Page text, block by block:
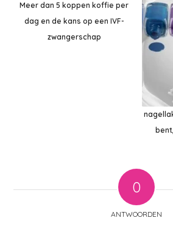
Meer dan 5 koppen koffie per
dag en de kans op een IVF-
zwangerschap
0
ANTWOORDEN